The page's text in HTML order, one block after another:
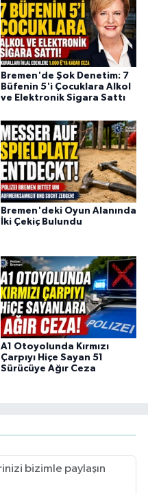
Bremen'de Şok Denetim: 7
Büfenin 5'i Çocuklara Alkol
ve Elektronik Sigara Sattı
Bremen'deki Oyun Alanında
İki Çekiç Bulundu
A1 Otoyolunda Kırmızı
Çarpıyı Hiçe Sayan 51
Sürücüye Ağır Ceza